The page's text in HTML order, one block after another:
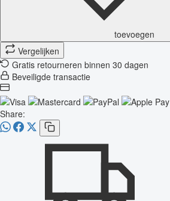
toevoegen
Vergelijken
Gratis retourneren binnen 30 dagen
Beveiligde transactie
Share: